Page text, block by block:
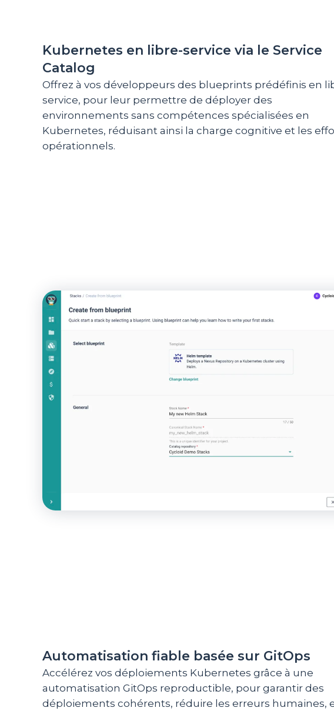
Kubernetes en libre-service via le Service
Catalog
Offrez à vos développeurs des blueprints prédéfinis en
service, pour leur permettre de déployer des
environnements sans compétences spécialisées en
Kubernetes, réduisant ainsi la charge cognitive et les
opérationnels.
Automatisation fiable basée sur GitOps
Accélérez vos déploiements Kubernetes grâce à une
automatisation GitOps reproductible, pour garantir des
déploiements cohérents, réduire les erreurs humaines,